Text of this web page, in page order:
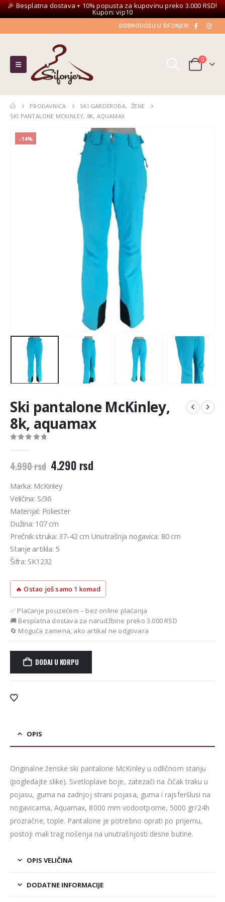
🎉 Besplatna dostava + 10% popusta za kupovinu preko 3.000 RSD!
Kupon: vip10
DOBRODOŠLI U ŠIFONJER!
0
PRODAVNICA SKI GARDEROBA,
ŽENE
SKI PANTALONE MCKINLEY, 8K, AQUAMAX
-14%
Ski pantalone McKinley,
8k, aquamax
4.990rsd Originalna
cena
je
bila:
4.990 rsd.
4.290 rsdTrenutna
cena
Marka: McKinley
Veličina: S/36
Materijal: Poliester
Dužina: 107 cm
Prečnik struka: 37-42 cm Unutrašnja nogavica: 80 cm
Stanje artikla: 5
Šifra: SK1232
🔥 Ostao još samo 1 komad
✅ Plaćanje pouzećem – bez online plaćanja
🚚 Besplatna dostava za narudžbine preko 3.000 RSD
🔄 Moguća zamena, ako artikal ne odgovara
DODAJ U KORPU
Alternative:
OPIS
Originalne ženske ski pantalone McKinley u odličnom stanju
(pogledajte slike). Svetloplave boje, zatezači na čičak traku u
pojasu, guma na zadnjoj strani pojasa, guma i rajsferšlusi na
nogavicama, Aquamax, 8000 mm vodootporne, 5000 gr/24h
prozračne, tople. Pantalone je potrebno oprati po prijemu,
postoji mali trag nošenja na unutrašnjosti desne butine.
OPIS VELIČINA
DODATNE INFORMACIJE